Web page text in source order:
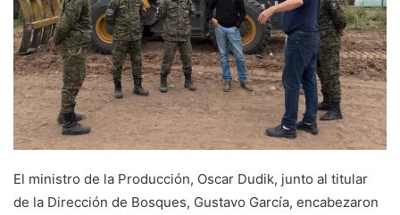
El ministro de la Producción, Oscar Dudik, junto al titular
de la Dirección de Bosques, Gustavo García, encabezaron